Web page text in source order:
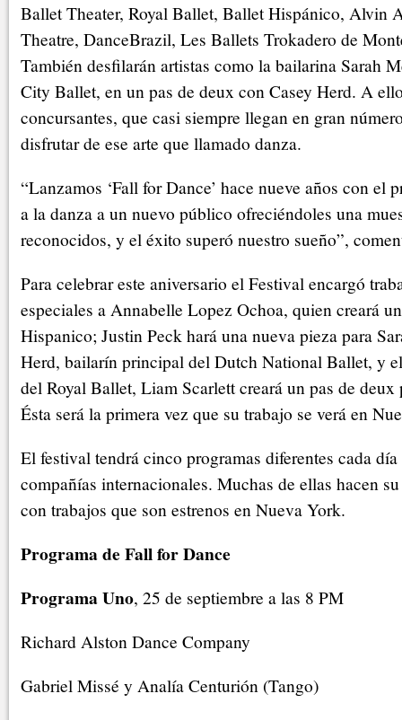
Ballet Theater, Royal Ballet, Ballet Hispánico, Alvin
Theatre, DanceBrazil, Les Ballets Trokadero de
También desfilarán artistas como la bailarina Sarah
City Ballet, en un pas de deux con Casey Herd. A
concursantes, que casi siempre llegan en gran
disfrutar de ese arte que llamado danza.
“Lanzamos ‘Fall for Dance’ hace nueve años con el
a la danza a un nuevo público ofreciéndoles una
reconocidos, y el éxito superó nuestro sueño”,
Para celebrar este aniversario el Festival encargó
especiales a Annabelle Lopez Ochoa, quien creará
Hispanico; Justin Peck hará una nueva pieza para
Herd, bailarín principal del Dutch National Ballet, y
del Royal Ballet, Liam Scarlett creará un pas de deux
Ésta será la primera vez que su trabajo se verá en
El festival tendrá cinco programas diferentes cada
compañías internacionales. Muchas de ellas hacen
con trabajos que son estrenos en Nueva York.
Programa de Fall for Dance
Programa Uno, 25 de septiembre a las 8 PM
Richard Alston Dance Company
Gabriel Missé y Analía Centurión (Tango)